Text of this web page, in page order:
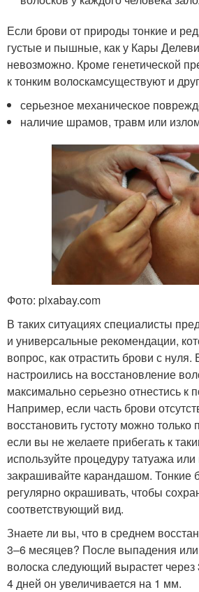
Если брови от природы тонкие и
густые и пышные, как у Кары
невозможно. Кроме генетической
к тонким волоскамсуществуют и
серьезное механическое
наличие шрамов, травм или
Фото: pixabay.com
В таких ситуациях специалисты
и универсальные рекомендации,
вопрос, как отрастить брови с
настроились на восстановление
максимально серьезно отнестись к
Например, если часть брови
восстановить густоту можно
если вы не желаете прибегать к
используйте процедуру татуажа или
закрашивайте карандашом. Тонкие
регулярно окрашивать, чтобы
соответствующий вид.
Знаете ли вы, что в среднем
3–6 месяцев? После выпадения
волоска следующий вырастет
4 дней он увеличивается на 1 мм.